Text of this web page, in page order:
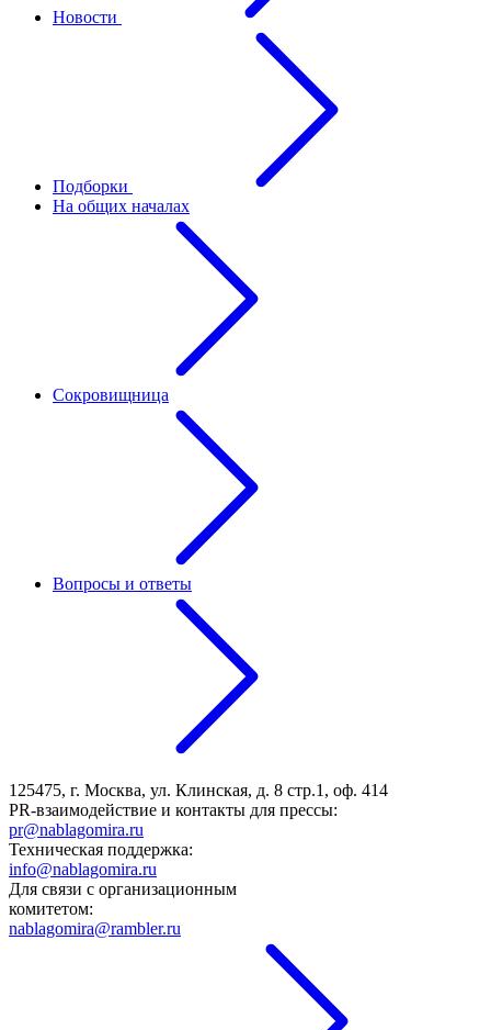
Новости
Подборки
На общих началах
Сокровищница
Вопросы и ответы
125475, г. Москва, ул. Клинская, д. 8 стр.1, оф. 414
PR-взаимодействие и контакты для прессы:
pr@nablagomira.ru
Техническая поддержка:
info@nablagomira.ru
Для связи с организационным
комитетом:
nablagomira@rambler.ru